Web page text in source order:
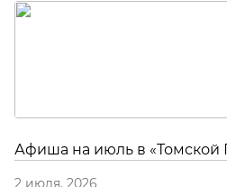
Афиша на июль в «Томской
2 июля, 2026